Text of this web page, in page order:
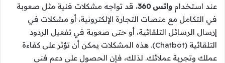
عند استخدام واتس 360
، قد تواجه مشكلات فنية مثل صعوبة
في التكامل مع منصات التجارة الإلكترونية، أو مشكلات في
إرسال الرسائل التلقائية، أو حتى صعوبة في تفعيل الردود
التلقائية (Chatbot). هذه المشكلات يمكن أن تؤثر على كفاءة
عملك وتجربة عملائك. لذلك، فإن الحصول على دعم فني